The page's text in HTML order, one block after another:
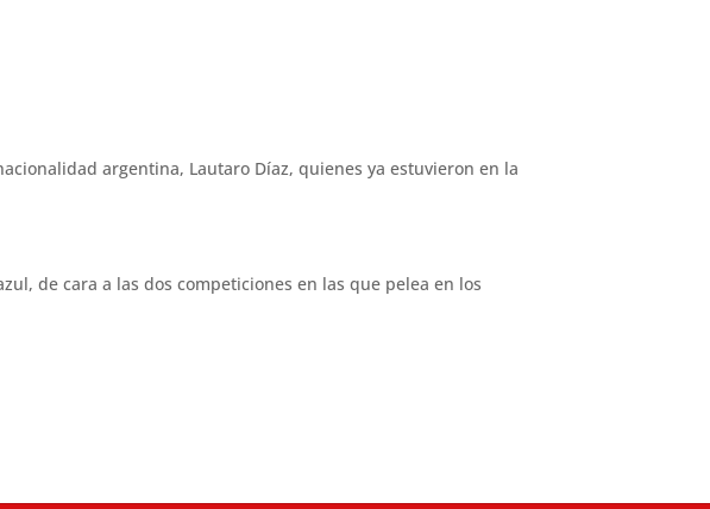
argentina, Lautaro Díaz, quienes ya estuvieron en la
de cara a las dos competiciones en las que pelea en los